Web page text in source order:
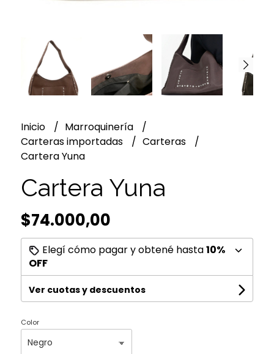
Inicio
Marroquinería
Carteras importadas
Carteras
Cartera Yuna
Cartera Yuna
$74.000,00
Elegí cómo pagar y obtené hasta10%
OFF
Ver cuotas y descuentos
Color